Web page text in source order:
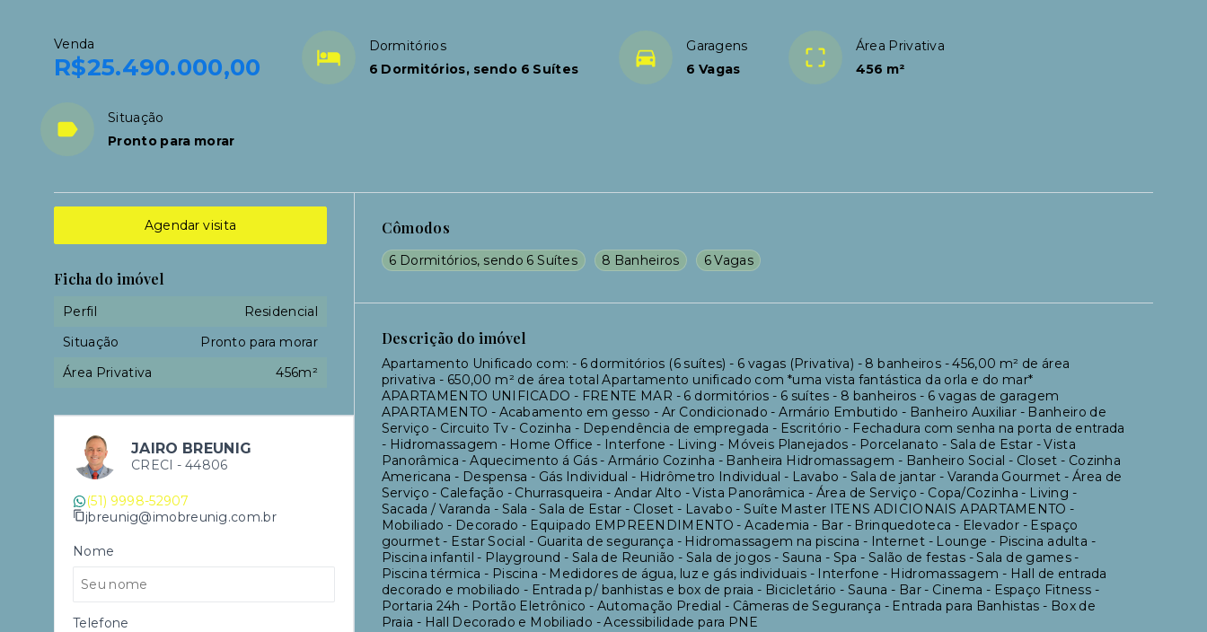
Venda
R$25.490.000,00
Dormitórios
6 Dormitórios, sendo 6 Suítes
Garagens
6 Vagas
Área Privativa
456 m²
Situação
Pronto para morar
Cômodos
6 Dormitórios, sendo 6 Suítes 8 Banheiros 6 Vagas
Descrição do imóvel
Apartamento Unificado com: - 6 dormitórios (6 suítes) - 6 vagas (Privativa) - 8 banheiros - 456,00 m² de área
privativa - 650,00 m² de área total Apartamento unificado com *uma vista fantástica da orla e do mar*
APARTAMENTO UNIFICADO - FRENTE MAR - 6 dormitórios - 6 suítes - 8 banheiros - 6 vagas de garagem
APARTAMENTO - Acabamento em gesso - Ar Condicionado - Armário Embutido - Banheiro Auxiliar - Banheiro de
Serviço - Circuito Tv - Cozinha - Dependência de empregada - Escritório - Fechadura com senha na porta de entrada
- Hidromassagem - Home Office - Interfone - Living - Móveis Planejados - Porcelanato - Sala de Estar - Vista
Panorâmica - Aquecimento á Gás - Armário Cozinha - Banheira Hidromassagem - Banheiro Social - Closet - Cozinha
Americana - Despensa - Gás Individual - Hidrômetro Individual - Lavabo - Sala de jantar - Varanda Gourmet - Área de
Serviço - Calefação - Churrasqueira - Andar Alto - Vista Panorâmica - Área de Serviço - Copa/Cozinha - Living -
Sacada / Varanda - Sala - Sala de Estar - Closet - Lavabo - Suíte Master ITENS ADICIONAIS APARTAMENTO -
Mobiliado - Decorado - Equipado EMPREENDIMENTO - Academia - Bar - Brinquedoteca - Elevador - Espaço
gourmet - Estar Social - Guarita de segurança - Hidromassagem na piscina - Internet - Lounge - Piscina adulta -
Piscina infantil - Playground - Sala de Reunião - Sala de jogos - Sauna - Spa - Salão de festas - Sala de games -
Piscina térmica - Piscina - Medidores de água, luz e gás individuais - Interfone - Hidromassagem - Hall de entrada
decorado e mobiliado - Entrada p/ banhistas e box de praia - Bicicletário - Sauna - Bar - Cinema - Espaço Fitness -
Portaria 24h - Portão Eletrônico - Automação Predial - Câmeras de Segurança - Entrada para Banhistas - Box de
Praia - Hall Decorado e Mobiliado - Acessibilidade para PNE
Agendar visita
Ficha do imóvel
Perfil
Residencial
Situação
Pronto para morar
Área Privativa
456m²
JAIRO BREUNIG
CRECI - 44806
(51) 9998-52907
jbreunig@imobreunig.com.br
Nome
Telefone